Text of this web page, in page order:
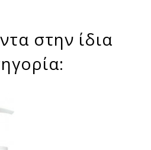
στην ίδια